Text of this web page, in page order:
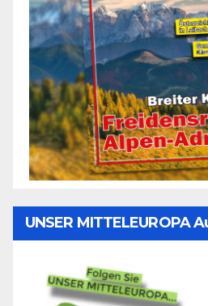
UNSER MITTELEUROPA